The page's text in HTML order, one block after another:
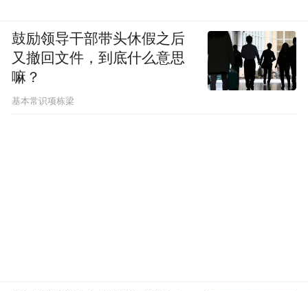
鼓励领导干部带头休假之后
又撤回文件，到底什么意思
嘛？
基本常识项栋梁